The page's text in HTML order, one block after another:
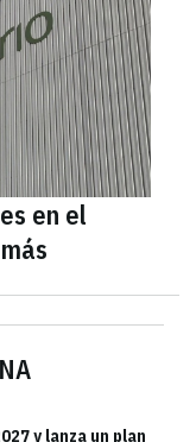
y lanza un plan
en el